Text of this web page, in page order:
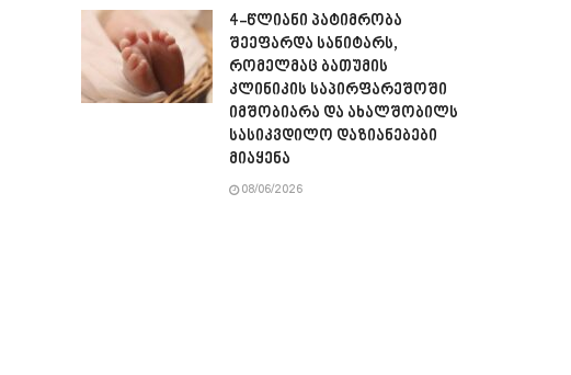
4-წლიანი პატიმრობა
შეეფარდა სანიტარს,
რომელმაც ბათუმის
კლინიკის საპირფარეშოში
იმშობიარა და ახალშობილს
სასიკვდილო დაზიანებები
მიაყენა
08/06/2026